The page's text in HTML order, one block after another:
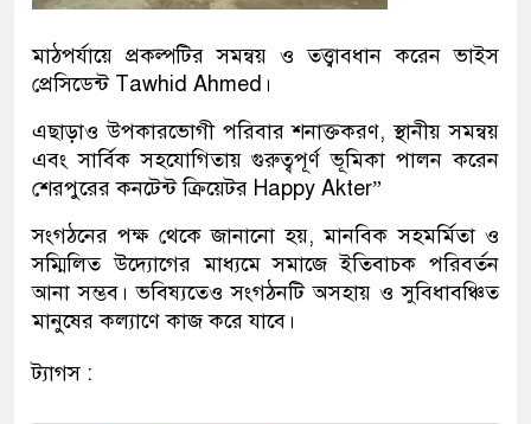
মাঠপর্যায়ে প্রকল্পটির সমন্বয় ও তত্ত্বাবধান করেন ভাইস
প্রেসিডেন্ট Tawhid Ahmed।
এছাড়াও উপকারভোগী পরিবার শনাক্তকরণ, স্থানীয় সমন্বয়
এবং সার্বিক সহযোগিতায় গুরুত্বপূর্ণ ভূমিকা পালন করেন
শেরপুরের কনটেন্ট ক্রিয়েটর Happy Akter”
সংগঠনের পক্ষ থেকে জানানো হয়, মানবিক সহমর্মিতা ও
সম্মিলিত উদ্যোগের মাধ্যমে সমাজে ইতিবাচক পরিবর্তন
আনা সম্ভব। ভবিষ্যতেও সংগঠনটি অসহায় ও সুবিধাবঞ্চিত
মানুষের কল্যাণে কাজ করে যাবে।
ট্যাগস :